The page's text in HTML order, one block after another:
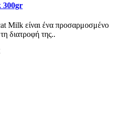
300gr
Milk είναι ένα προσαρμοσμένο
διατροφή της..